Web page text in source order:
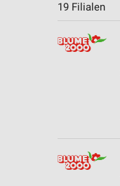
19 Filialen